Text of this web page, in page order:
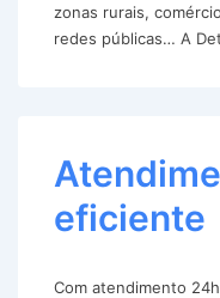
zonas rurais,
redes públicas… A
eficiente
Com atendimento